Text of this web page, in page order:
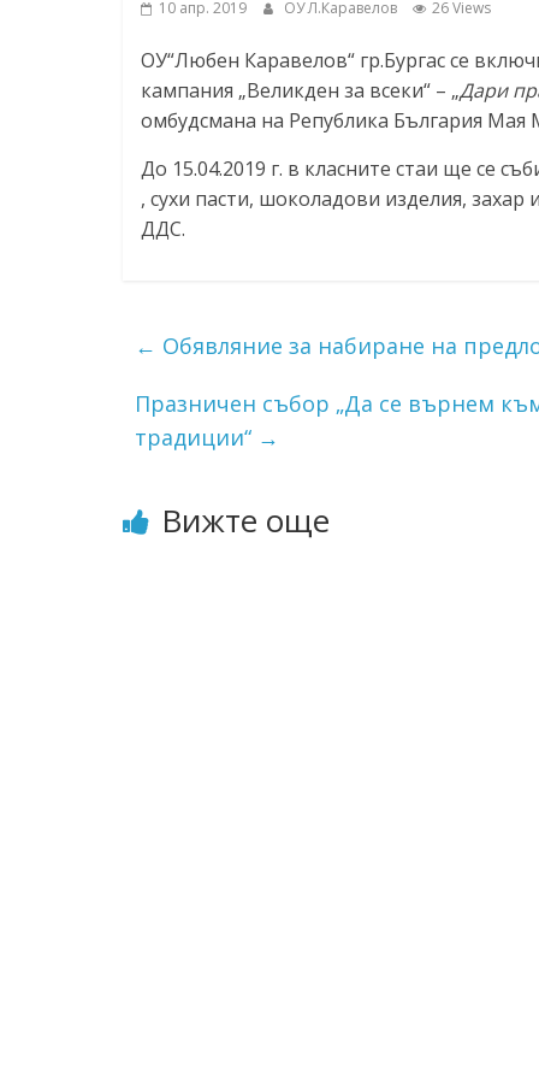
ресурси (ЦРЧР)
10 апр. 2019 ОУ Л.Каравелов 26 Views
ОУ“Любен Каравелов“ гр.Бургас се
кампания „Великден за всеки“ – „Дари
омбудсмана на Република България Мая
До 15.04.2019 г. в класните стаи ще се
, сухи пасти, шоколадови изделия,
ДДС.
← Обявляние за набиране на
Празничен събор „Да се върнем
традиции“ →
Вижте още